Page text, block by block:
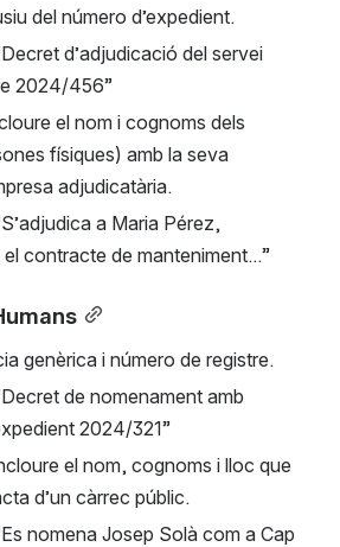
del número d’expedient.
d’adjudicació del servei
2024/456”
el nom i cognoms dels
físiques) amb la seva
adjudicatària.
a Maria Pérez,
contracte de manteniment...”
genèrica i número de registre.
de nomenament amb
2024/321”
el nom, cognoms i lloc que
d’un càrrec públic.
nomena Josep Solà com a Cap